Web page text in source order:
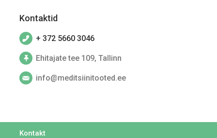
Kontaktid
+ 372 5660 3046
Ehitajate tee 109, Tallinn
info@meditsiinitooted.ee
Kontakt